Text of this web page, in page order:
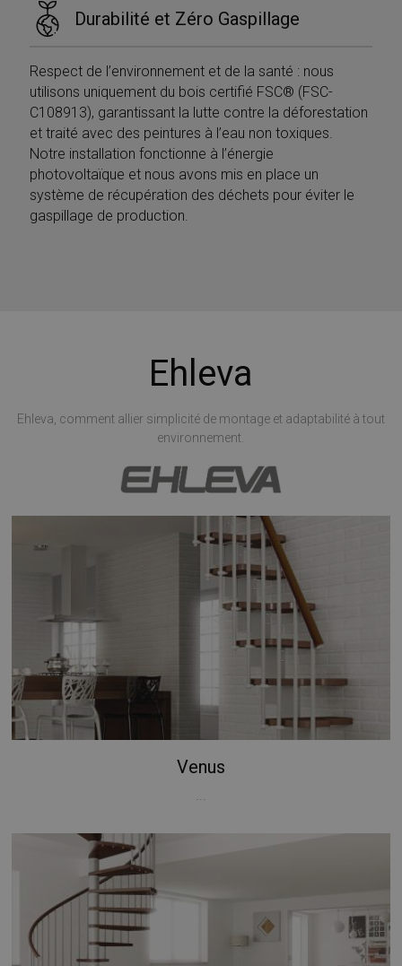
Durabilité et Zéro Gaspillage
Respect de l’environnement et de la santé : nous
utilisons uniquement du bois certifié FSC® (FSC-
C108913), garantissant la lutte contre la déforestation
et traité avec des peintures à l’eau non toxiques.
Notre installation fonctionne à l’énergie
photovoltaïque et nous avons mis en place un
système de récupération des déchets pour éviter le
gaspillage de production.
Ehleva
Ehleva, comment allier simplicité de montage et adaptabilité à tout
environnement.
Venus